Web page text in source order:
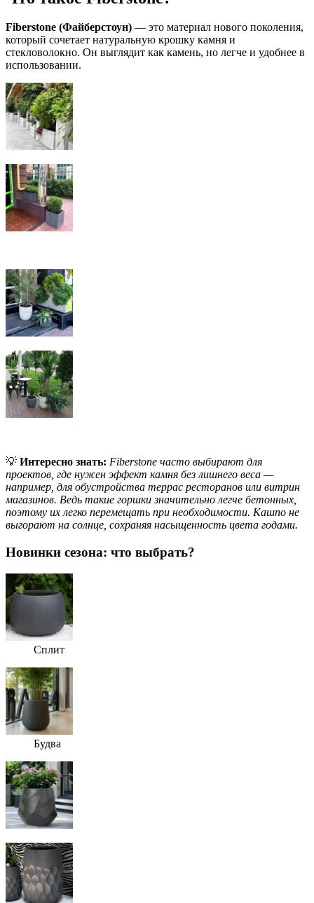
Fiberstone (Файберстоун) — это материал нового поколения,
который сочетает натуральную крошку камня и
стекловолокно. Он выглядит как камень, но легче и удобнее в
использовании.
💡 Интересно знать: Fiberstone часто выбирают для
проектов, где нужен эффект камня без лишнего веса —
например, для обустройства террас ресторанов или витрин
магазинов. Ведь такие горшки значительно легче бетонных,
поэтому их легко перемещать при необходимости. Кашпо не
выгорают на солнце, сохраняя насыщенность цвета годами.
Новинки сезона: что выбрать?
Сплит
Будва